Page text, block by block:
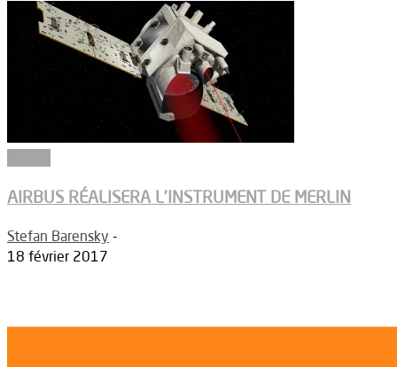
AIRBUS RÉALISERA L’INSTRUMENT DE MERLIN
Stefan Barensky -
18 février 2017